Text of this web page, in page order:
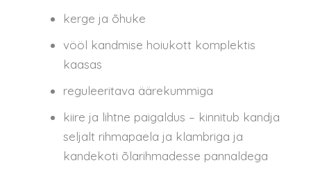
kerge ja õhuke
vööl kandmise hoiukott komplektis
kaasas
reguleeritava äärekummiga
kiire ja lihtne paigaldus – kinnitub kandja
seljalt rihmapaela ja klambriga ja
kandekoti õlarihmadesse pannaldega